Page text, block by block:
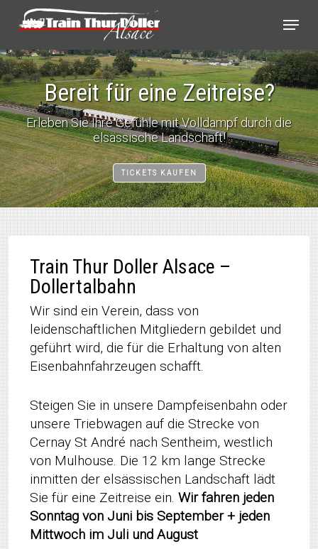
content
Menu
Bereit für eine Zeitreise?
Erleben Sie Ihre Gefühle mit Volldampf durch die
elsässische Landschaft!
TICKETS KAUFEN
Train Thur Doller Alsace –
Dollertalbahn
Wir sind ein Verein, dass von
leidenschaftlichen Mitgliedern gebildet und
geführt wird, die für die Erhaltung von alten
Eisenbahnfahrzeugen schafft.
Steigen Sie in unsere Dampfeisenbahn oder
unsere Triebwagen auf die Strecke von
Cernay St André nach Sentheim, westlich
von Mulhouse. Die 12 km lange Strecke
inmitten der elsässischen Landschaft lädt
Sie für eine Zeitreise ein.Wir fahren jeden
Sonntag von Juni bis September + jeden
Mittwoch im Juli und August
Cookie-Einstellungen